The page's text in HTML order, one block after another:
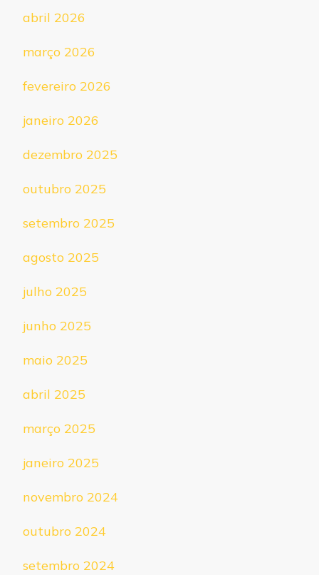
abril 2026
março 2026
fevereiro 2026
janeiro 2026
dezembro 2025
outubro 2025
setembro 2025
agosto 2025
julho 2025
junho 2025
maio 2025
abril 2025
março 2025
janeiro 2025
novembro 2024
outubro 2024
setembro 2024